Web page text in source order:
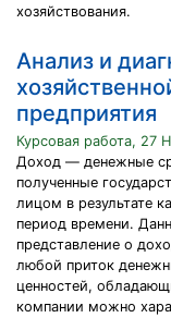
хозяйствования.
Анализ и
предприятия
Курсовая работа, 27
Доход — денежные
полученные
лицом в результате
период времени.
представление о
любой приток
ценностей,
компании можно